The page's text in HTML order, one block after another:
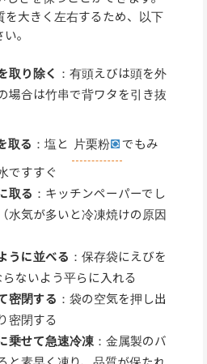
を大きく左右するため、以下
。
取り除く ：有頭えびは頭を外
場合は竹串で背ワタを引き抜
取る ：塩と 片栗粉
でもみ
ですすぐ
取る ：キッチンペーパーでし
水気が多いと冷凍焼けの原因
うに並べる ：保存袋にえびを
ないよう平らに入れる
密閉する ：袋の空気を押し出
密閉する
乗せて急速冷凍：金属製のバ